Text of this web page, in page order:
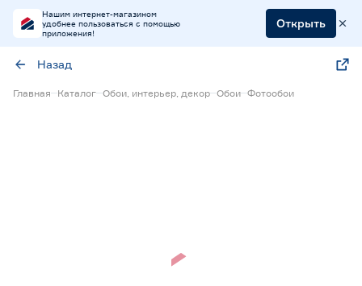
Нашим интернет-магазином
удобнее пользоваться с помощью
приложения!
Открыть
Назад
Главная Каталог Обои, интерьер, декор Обои Фотообои